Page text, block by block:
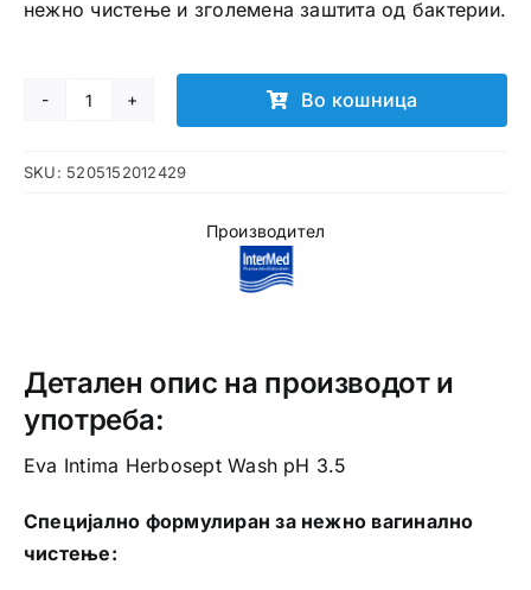
нежно чистење и зголемена заштита од бактерии.
Eva
Herbosept
Во кошница
SKU: 5205152012429
Производител
Детален опис на производот и
употреба:
Eva Intima Herbosept Wash pH 3.5
Специјално формулиран за нежно вагинално
чистење: